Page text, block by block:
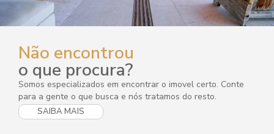
Não encontrou
o que procura?
Somos especializados em encontrar o imovel certo. Conte
para a gente o que busca e nós tratamos do resto.
SAIBA MAIS